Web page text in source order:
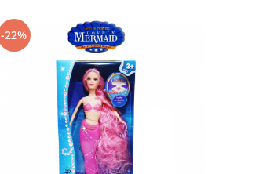
-22%